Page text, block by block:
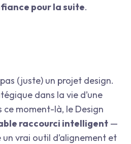
pour la suite.
(juste) un projet design.
dans la vie d’une
moment-là, le Design
raccourci intelligent —
vrai outil d’alignement et